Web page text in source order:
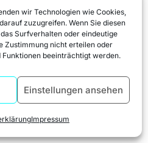
wir Technologien wie Cookies,
zuzugreifen. Wenn Sie diesen
Surfverhalten oder eindeutige
Zustimmung nicht erteilen oder
beeinträchtigt werden.
Einstellungen ansehen
Impressum
Anmeldung und AGB
Widerrufsformular
Fördermöglichkeiten
Datenschutz
Cookie-Richtlinie (EU)